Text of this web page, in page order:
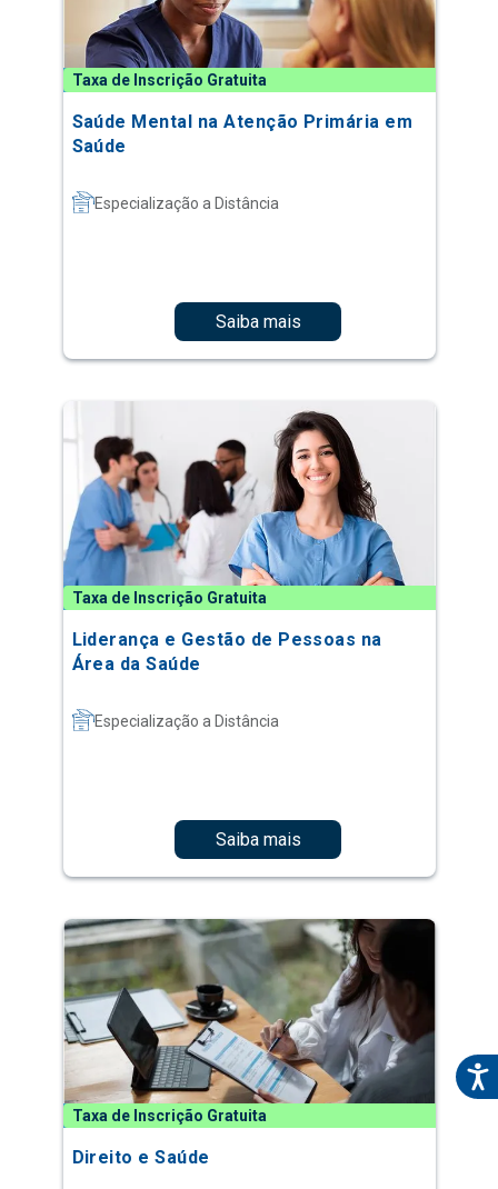
Taxa de Inscrição Gratuita
Saúde Mental na Atenção Primária em
Saúde
Especialização a Distância
Saiba mais
Taxa de Inscrição Gratuita
Liderança e Gestão de Pessoas na
Área da Saúde
Especialização a Distância
Saiba mais
Taxa de Inscrição Gratuita
Direito e Saúde